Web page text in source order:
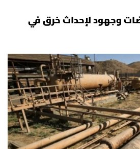
وجهود لإحداث خرق في